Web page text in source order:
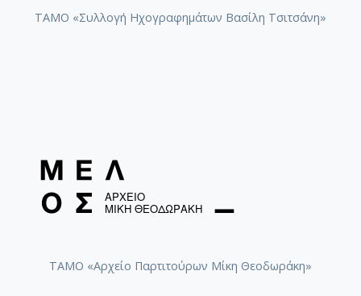
ΤΑΜΟ «Συλλογή Ηχογραφημάτων Βασίλη Τσιτσάνη»
ΤΑΜΟ «Αρχείο Παρτιτούρων Μίκη Θεοδωράκη»